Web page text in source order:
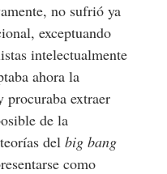
no sufrió ya
exceptuando
intelectualmente
ahora la
extraer
de la
del big bang
como